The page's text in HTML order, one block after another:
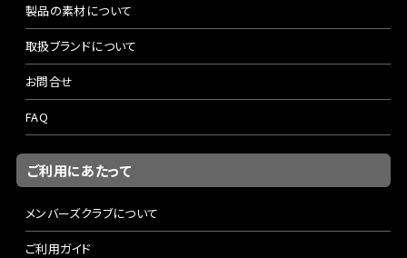
製品の素材について
取扱ブランドについて
お問合せ
FAQ
ご利用にあたって
メンバーズクラブについて
ご利用ガイド